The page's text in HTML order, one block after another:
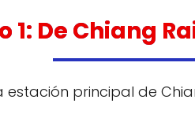
1: De Chiang
principal de